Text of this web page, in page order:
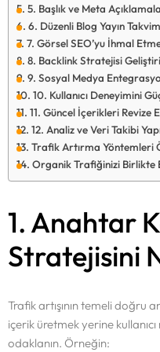
5. Başlık ve Meta
6. Düzenli Blog Yayın
7. Görsel SEO’yu İhmal
8. Backlink Stratejisi
9. Sosyal Medya
10. Kullanıcı Deneyimini
11. Güncel İçerikleri Revize
12. Analiz ve Veri Takibi
Trafik Artırma Yöntemleri
Organik Trafiğinizi Birlikte
1. Anahtar
Stratejisini
Trafik artışının temeli doğru
içerik üretmek yerine
odaklanın. Örneğin: